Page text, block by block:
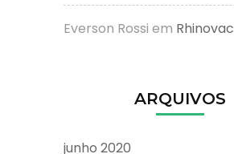
Everson Rossi em Rhinovac
ARQUIVOS
junho 2020